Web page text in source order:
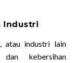
Industri
atau industri lain
dan kebersihan